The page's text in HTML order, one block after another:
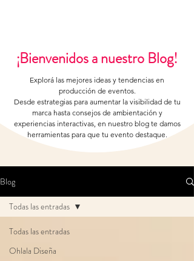
¡Bienvenidos a nuestro Blog!
Explorá las mejores ideas y tendencias en
producción de eventos.
Desde estrategias para aumentar la visibilidad de tu
marca hasta consejos de ambientación y
experiencias interactivas, en nuestro blog te damos
herramientas para que tu evento destaque.
Blog
Todas las entradas
Ohlala Diseña
Todas las entradas